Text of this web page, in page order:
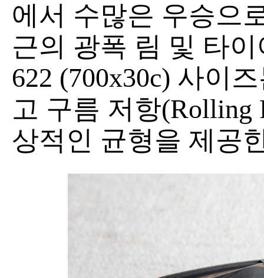
에서 수많은 우승으
근의 광폭 림 및 타
622 (700x30c) 사이
고 구름 저항(Rolling
상적인 균형을 제공